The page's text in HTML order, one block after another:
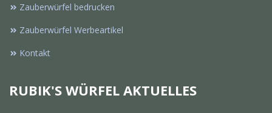
Zauberwürfel bedrucken
Zauberwürfel Werbeartikel
Kontakt
RUBIK'S WÜRFEL AKTUELLES